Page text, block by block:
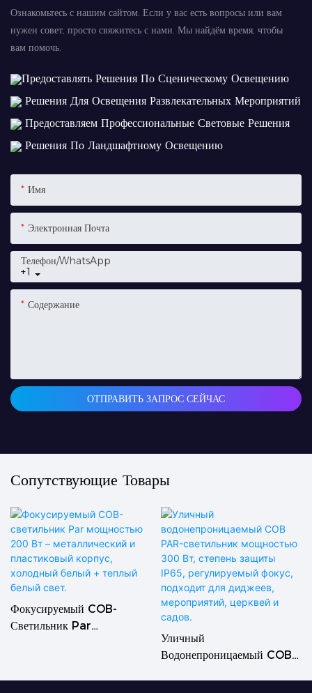
Ознакомьтесь с нашим сайтом. Если у вас есть вопросы или вам
нужен совет, просто свяжитесь с нами. Мы найдём время, чтобы
вам помочь.
Предоставлять Решения По Сценическому Освещению
Решения Для Освещения Развлекательных Мероприятий
Предоставляем Профессиональные Световые Решения
Решения По Ландшафтному Освещению
Имя
Электронная Почта
+1
Телефон/WhatsApp
Содержание
ОТПРАВИТЬ ЗАПРОС СЕЙЧАС
Сопутствующие Товары
Фокусируемый COB-
Светильник Par
Уличный
Водонепроницаемый COB